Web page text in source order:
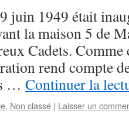
juin 1949 était
la maison 5 de
Cadets.
rend compte
… Continuer la
, Non classé | Laisser un